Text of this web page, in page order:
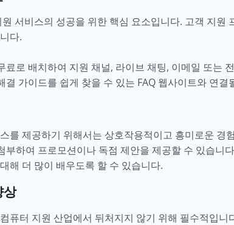
서비스의 성공을 위한 핵심 요소입니다. 고객 지원
다.
료로 배치하여 지원 채널, 라이브 채팅, 이메일 또는
결 가이드를 쉽게 찾을 수 있는 FAQ 웹사이트와 연결
를 제공하기 위해서는 상호작용적이고 흥미로운 경
부하여 프로모션이나 독점 제안을 제공할 수 있습니
해 더 많이 배우도록 할 수 있습니다.
상
퓨터 지원 산업에서 뒤처지지 않기 위해 필수적입